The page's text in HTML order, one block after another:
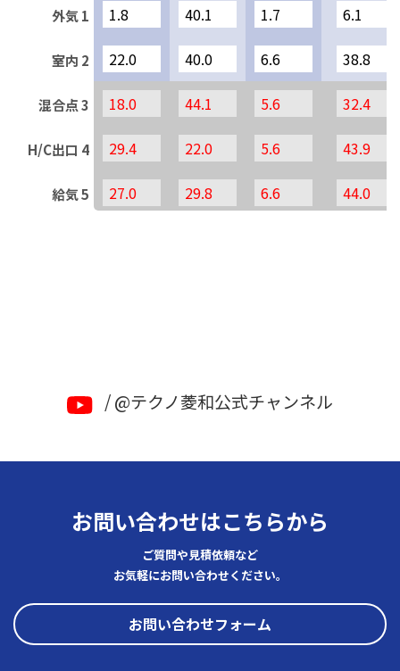
/ @テクノ菱和公式チャンネル
お問い合わせはこちらから
ご質問や見積依頼など
お気軽にお問い合わせください。
お問い合わせフォーム